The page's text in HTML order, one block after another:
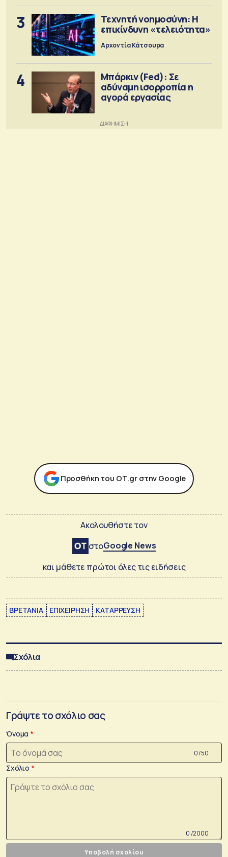
3
Τεχνητή νοημοσύνη: Η
επικίνδυνη «τελειότητα»
Αρχοντία Κάτσουρα
4
Μπάρκιν (Fed): Σε
αδύναμη ισορροπία η
αγορά εργασίας
Προσθήκη του ΟΤ.gr στην Google
Ακολουθήστε τον
στοGoogle News
και μάθετε πρώτοι όλες τις ειδήσεις
ΒΡΕΤΑΝΙΑ ΕΠΙΧΕΙΡΗΣΗ ΚΑΤΑΡΡΕΥΣΗ
Σχόλια
Γράψτε το σχόλιο σας
Όνομα
0 /50
Σχόλιο
0 /2000
Υποβολή σχολίου